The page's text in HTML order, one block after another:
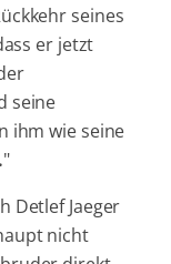
seines
er jetzt
seine
ihm wie seine
"
Detlef Jaeger
nicht